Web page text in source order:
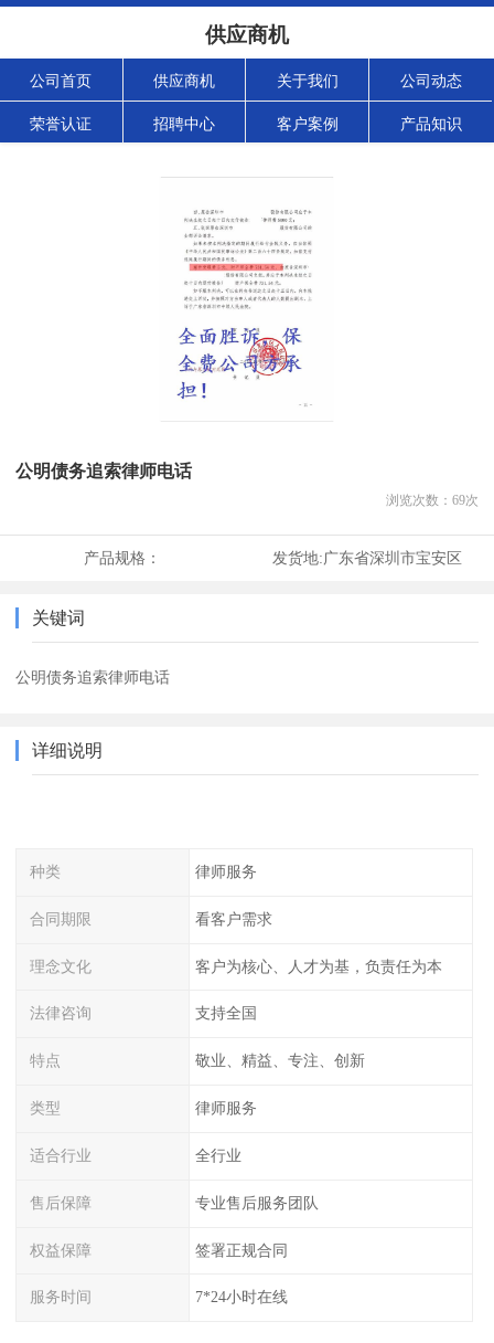
供应商机
公司首页 供应商机 关于我们 公司动态
荣誉认证 招聘中心 客户案例 产品知识
公明债务追索律师电话
浏览次数： 69次
产品规格： 发货地:广东省深圳市宝安区
关键词
公明债务追索律师电话
详细说明
种类 律师服务
合同期限 看客户需求
理念文化 客户为核心、人才为基，负责任为本
法律咨询 支持全国
特点 敬业、精益、专注、创新
类型 律师服务
适合行业 全行业
售后保障 专业售后服务团队
权益保障 签署正规合同
服务时间 7*24小时在线